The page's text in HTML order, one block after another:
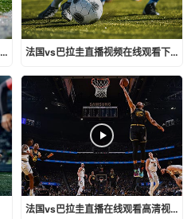
法国vs巴拉圭直播视频在线观看免费 法国vs巴拉圭直播视频在线观看下载
法国vs巴拉圭直播在线观看高清视频